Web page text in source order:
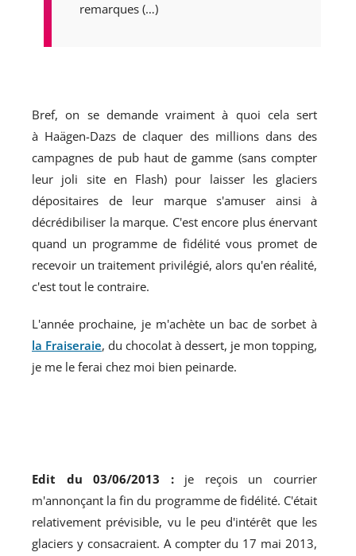
remarques (…)
Bref, on se demande vraiment à quoi cela sert
à Haägen-Dazs de claquer des millions dans des
campagnes de pub haut de gamme (sans compter
leur joli site en Flash) pour laisser les glaciers
dépositaires de leur marque s'amuser ainsi à
décrédibiliser la marque. C'est encore plus énervant
quand un programme de fidélité vous promet de
recevoir un traitement privilégié, alors qu'en réalité,
c'est tout le contraire.
L'année prochaine, je m'achète un bac de sorbet à
la Fraiseraie, du chocolat à dessert, je mon topping,
je me le ferai chez moi bien peinarde.
Edit du 03/06/2013 :je reçois un courrier
m'annonçant la fin du programme de fidélité. C'était
relativement prévisible, vu le peu d'intérêt que les
glaciers y consacraient. A compter du 17 mai 2013,